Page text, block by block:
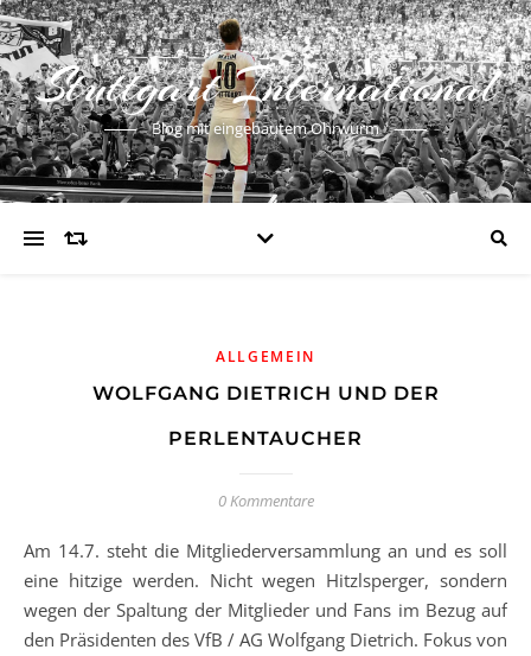
Stuttgart International
Blog mit eingebautem Ohrwurm
ALLGEMEIN
WOLFGANG DIETRICH UND DER
PERLENTAUCHER
0 Kommentare
Am 14.7. steht die Mitgliederversammlung an und es soll
eine hitzige werden. Nicht wegen Hitzlsperger, sondern
wegen der Spaltung der Mitglieder und Fans im Bezug auf
den Präsidenten des VfB / AG Wolfgang Dietrich. Fokus von